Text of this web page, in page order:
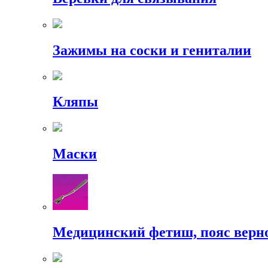
Зажимы на соски и гениталии
Кляпы
Маски
Медицинский фетиш, пояс